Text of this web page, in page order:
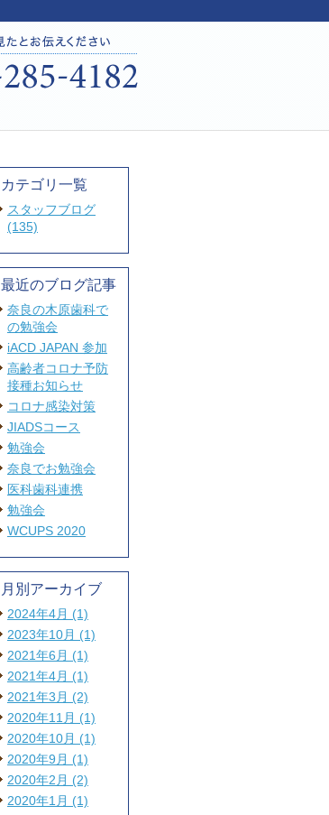
カテゴリ一覧
スタッフブログ
(135)
最近のブログ記事
奈良の木原歯科で
の勉強会
iACD JAPAN 参加
高齢者コロナ予防
接種お知らせ
コロナ感染対策
JIADSコース
勉強会
奈良でお勉強会
医科歯科連携
勉強会
WCUPS 2020
月別アーカイブ
2024年4月 (1)
2023年10月 (1)
2021年6月 (1)
2021年4月 (1)
2021年3月 (2)
2020年11月 (1)
2020年10月 (1)
2020年9月 (1)
2020年2月 (2)
2020年1月 (1)